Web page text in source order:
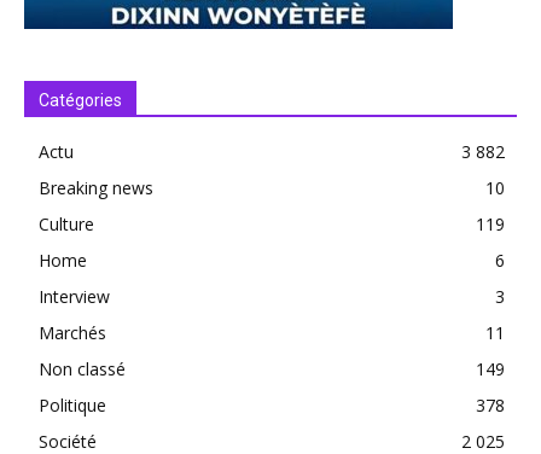
Catégories
Actu
3 882
Breaking news
10
Culture
119
Home
6
Interview
3
Marchés
11
Non classé
149
Politique
378
Société
2 025